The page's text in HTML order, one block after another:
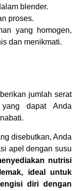
blender.
proses.
yang homogen,
dan menikmati.
jumlah serat
dapat Anda
disebutkan, Anda
apel dengan susu
nutrisi
ideal untuk
diri dengan